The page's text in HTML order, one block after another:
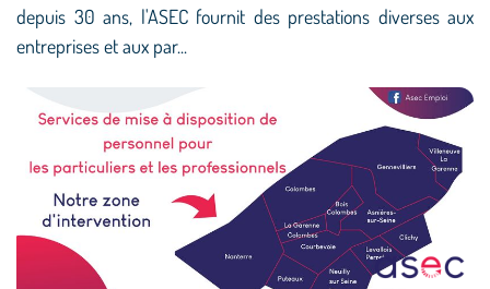
depuis 30 ans, l'ASEC fournit des prestations diverses aux
entreprises et aux par...